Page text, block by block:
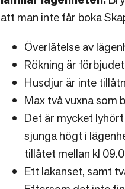
att man inte får boka
Överlåtelse av
Rökning är förbjudet
Husdjur är inte
Max två vuxna som
Det är mycket
sjunga högt i
tillåtet mellan kl
Ett lakanset, samt